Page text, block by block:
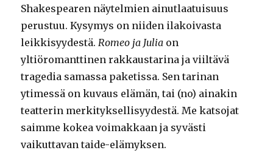
Shakespearen näytelmien ainutlaatuisuus
perustuu. Kysymys on niiden ilakoivasta
leikkisyydestä.Romeo ja Julia on
yltiöromanttinen rakkaustarina ja viiltävä
tragedia samassa paketissa. Sen tarinan
ytimessä on kuvaus elämän, tai (no) ainakin
teatterin merkityksellisyydestä. Me katsojat
saimme kokea voimakkaan ja syvästi
vaikuttavan taide-elämyksen.